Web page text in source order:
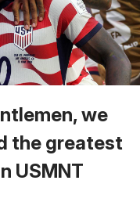
we
the greatest
USMNT